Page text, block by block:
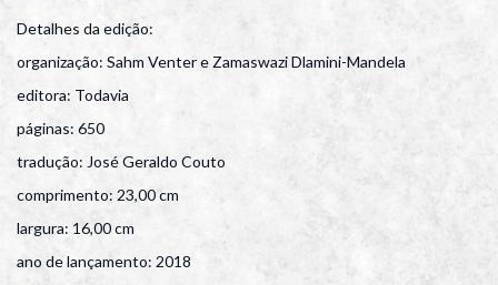
Detalhes da edição:
organização: Sahm Venter e Zamaswazi Dlamini-Mandela
editora: Todavia
páginas: 650
tradução: José Geraldo Couto
comprimento: 23,00 cm
largura: 16,00 cm
ano de lançamento: 2018